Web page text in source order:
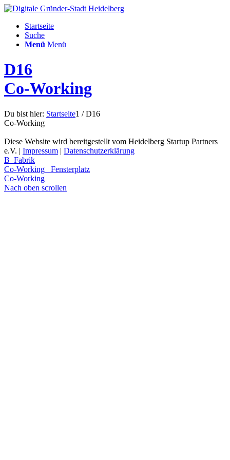
Startseite
Suche
Menü Menü
D16
Co-Working
Du bist hier: Startseite1 / D16
Co-Working
Diese Website wird bereitgestellt vom Heidelberg Startup Partners
e.V. | Impressum | Datenschutzerklärung
B_Fabrik
Co-Working
Fensterplatz
Co-Working
Nach oben scrollen